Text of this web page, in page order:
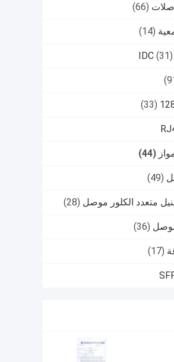
(66)
(14)
(31)
(33)
(44)
(49)
متعدد الكلور موصل (28)
(36)
(17)